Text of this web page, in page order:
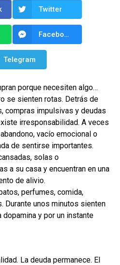
Twitter
Facebook Messenger
Telegram
porque necesiten algo…
se sienten rotas. Detrás de
compras impulsivas y deudas
irresponsabilidad. A veces
vacío emocional o
de sentirse importantes.
solas o
a su casa y encuentran en una
de alivio.
perfumes, comida,
Durante unos minutos sienten
y por un instante
La deuda permanece. El